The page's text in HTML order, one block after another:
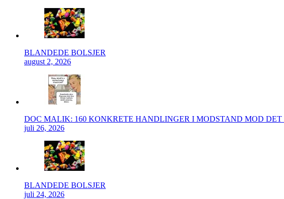
BLANDEDE BOLSJER
august 2, 2026
DOC MALIK: 160 KONKRETE HANDLINGER I MODSTAND MOD
juli 26, 2026
BLANDEDE BOLSJER
juli 24, 2026